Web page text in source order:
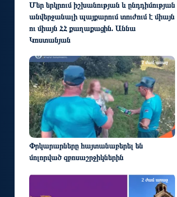
Մեր երկրում իշխանության և ընդդիմության
անվերջանալի պայքարում տուժում է միայն
ու միայն ՀՀ քաղաքացին. Աննա
Կոստանյան
Փրկարարները հայտանաբերել են
մոլորված զբոսաշրջիկներին
2 ժամ առաջ
2 ժամ առաջ
հաջող մեկնարկը Հայաստանում
1